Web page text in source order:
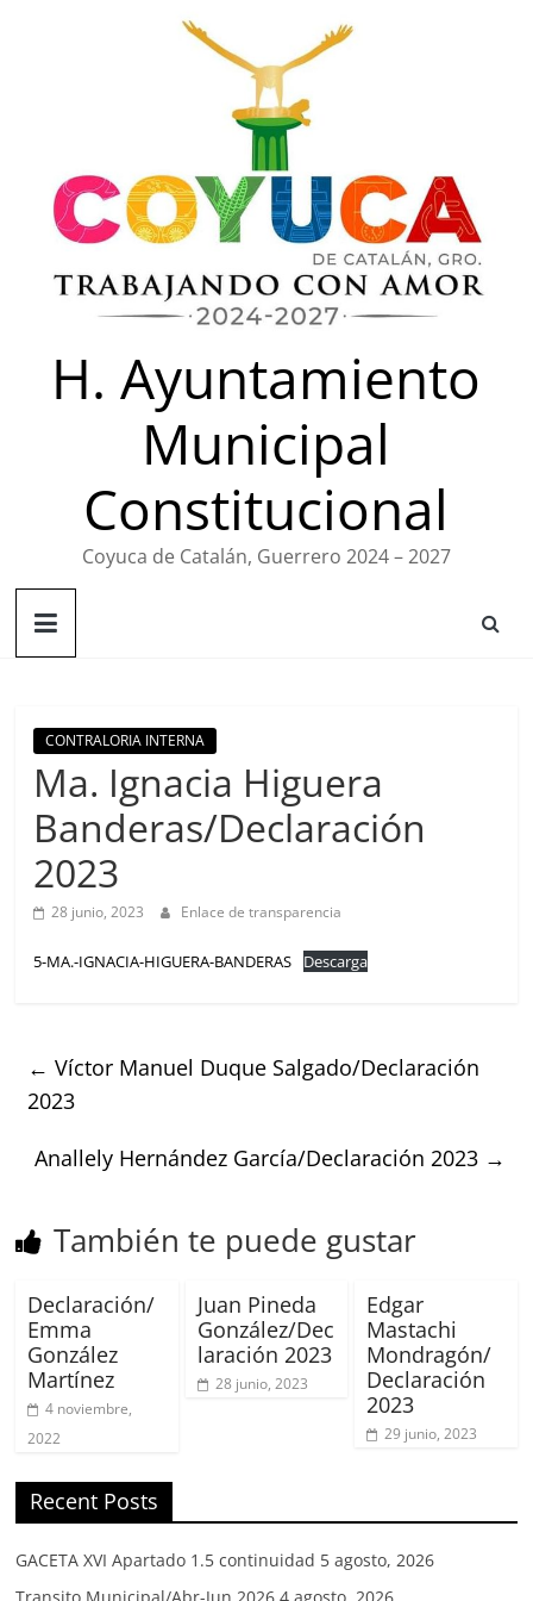
H. Ayuntamiento
Municipal
Constitucional
Coyuca de Catalán, Guerrero 2024 – 2027
CONTRALORIA INTERNA
Ma. Ignacia Higuera
Banderas/Declaración
2023
28 junio, 2023 Enlace de transparencia
5-MA.-IGNACIA-HIGUERA-BANDERAS Descarga
← Víctor Manuel Duque Salgado/Declaración
2023
Anallely Hernández García/Declaración 2023 →
También te puede gustar
Declaración/
Emma
González
Martínez
4 noviembre,
2022
Juan Pineda
González/Dec
laración 2023
28 junio, 2023
Edgar
Mastachi
Mondragón/
Declaración
2023
29 junio, 2023
Recent Posts
GACETA XVI Apartado 1.5 continuidad 5 agosto, 2026